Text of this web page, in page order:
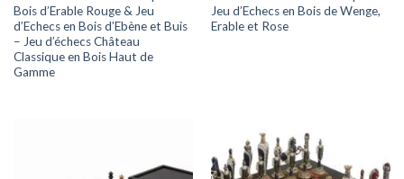
Bois d’Erable Rouge & Jeu
d’Echecs en Bois d’Ebène et Buis
– Jeu d’échecs Château
Classique en Bois Haut de
Gamme
Jeu d’Echecs en Bois de Wenge,
Erable et Rose